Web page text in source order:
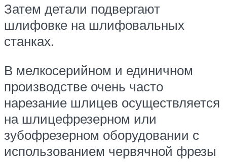
Затем детали подвергают
шлифовке на шлифовальных
станках.
В мелкосерийном и единичном
производстве очень часто
нарезание шлицев осуществляется
на шлицефрезерном или
зубофрезерном оборудовании с
использованием червячной фрезы